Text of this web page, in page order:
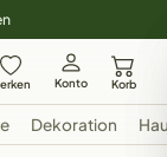
Konto Korb
Dekoration